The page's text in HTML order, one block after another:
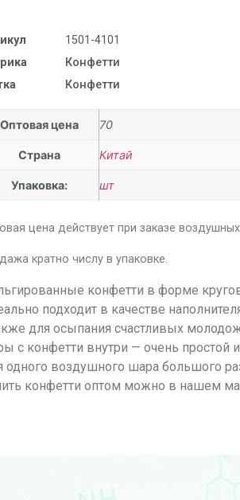
1501-4101
Конфетти
Конфетти
Оптовая цена 70
Страна Китай
Упаковка: шт
цена действует при заказе
кратно числу в упаковке.
конфетти в форме
подходит в качестве
для осыпания счастливых
с конфетти внутри — очень простой
одного воздушного шара большого
конфетти оптом можно в нашем